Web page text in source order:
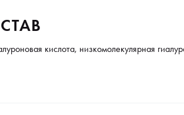
кислота, низкомолекулярная